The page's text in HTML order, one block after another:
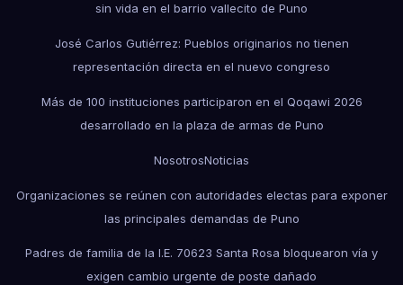
sin vida en el barrio vallecito de Puno
José Carlos Gutiérrez: Pueblos originarios no tienen
representación directa en el nuevo congreso
Más de 100 instituciones participaron en el Qoqawi 2026
desarrollado en la plaza de armas de Puno
NosotrosNoticias
Organizaciones se reúnen con autoridades electas para exponer
las principales demandas de Puno
Padres de familia de la I.E. 70623 Santa Rosa bloquearon vía y
exigen cambio urgente de poste dañado